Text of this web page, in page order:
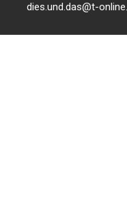
dies.und.das@t-